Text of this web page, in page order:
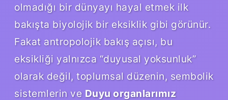
olmadığı bir dünyayı hayal etmek ilk
bakışta biyolojik bir eksiklik gibi görünür.
Fakat antropolojik bakış açısı, bu
eksikliği yalnızca “duyusal yoksunluk”
olarak değil, toplumsal düzenin, sembolik
sistemlerin ve Duyu organlarımız